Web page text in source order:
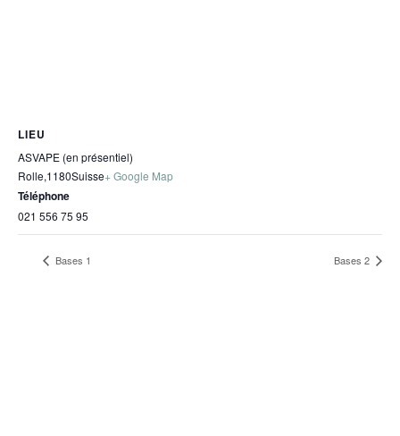
LIEU
ASVAPE (en présentiel)
Rolle,1180Suisse+ Google Map
Téléphone
021 556 75 95
Bases 1 Bases 2